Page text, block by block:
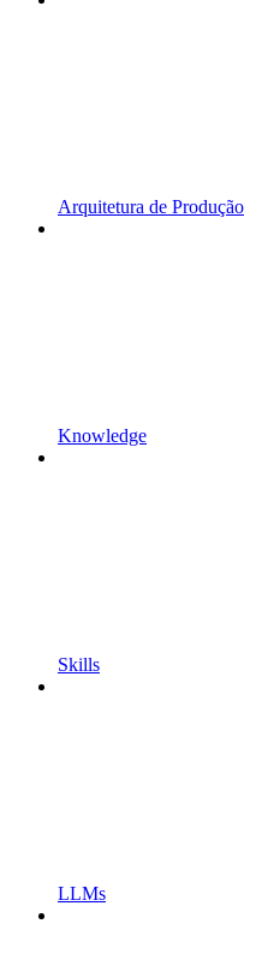
Arquitetura de Produção
Knowledge
Skills
LLMs